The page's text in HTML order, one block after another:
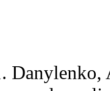
Danylenko,